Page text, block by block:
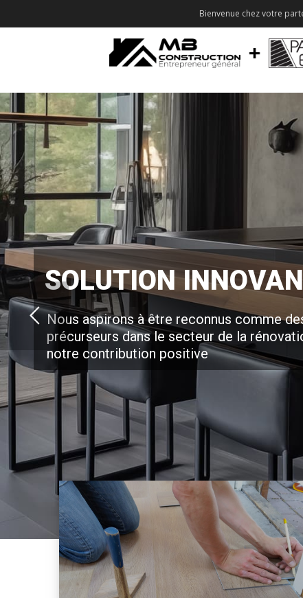
Bienvenue chez votre
SOLUTION
Nous aspirons à être reconnus comme
précurseurs dans le secteur de la
notre contribution positive